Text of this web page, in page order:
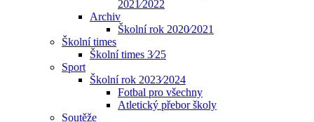
2021⁄2022
Archiv
Školní rok 2020⁄2021
Školní times
Školní times 3⁄25
Sport
Školní rok 2023⁄2024
Fotbal pro všechny
Atletický přebor školy
Soutěže